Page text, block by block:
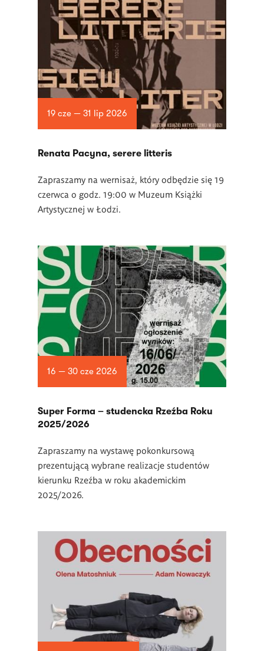
19 cze — 31 lip 2026
Renata Pacyna, serere litteris
Zapraszamy na wernisaż, który odbędzie się 19
czerwca o godz. 19:00 w Muzeum Książki
Artystycznej w Łodzi.
16 — 30 cze 2026
Super Forma – studencka Rzeźba Roku
2025/2026
Zapraszamy na wystawę pokonkursową
prezentującą wybrane realizacje studentów
kierunku Rzeźba w roku akademickim
2025/2026.